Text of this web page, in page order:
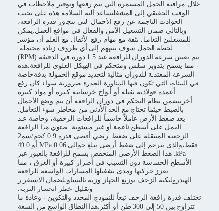
خلال مراقبة الحمل المستمرة التي يتم رفعها وتوفير ملاحظات في
الوقت الحقيقي إلى المشغلتساعد آلية السلامة هذه على تجنب
الحوادث الناجمة عن رفع الأحمال التي تتجاوز قدرة الرافعة،
وبالتالي ضمان التشغيل الآمن والفعال في مواقع العمل.يمكن
للمشغلين التعامل بثقة مع مهام رفع الأثقال مع العلم أن مؤشر
لحظة الحمل سوف ينبههم إلى أي ظروف زيادة محتملة.
يتم تعيين سرعة الدوران للرافعة عند 1.5 دورة في الدقيقة (RPM)
، مما يسمح بتدوير سلس ومتحكم في الهيكل العلوي للرافعة.هذه
السرعة المعتدلة للدوران مثالية لتحديد موقع الحمولة بدقةخاصة
في البيئات التي تكون فيها المناورة الحذرة ضرورية سواء كان رفع
أعمدة فولاذية ثقيلة أو ألواح خرسانية كبيرة أو مواد كبيرة
أخرىيضمن نظام التحكم في دوران الرافعة أن يتم وضع الأحمال
بالضبط حيثما تحتاج مع الحد الأدنى من مخاطر سوء التعامل.
يعد ضغط الأرض عاملاً حاسماً للرافعات الزحفية، وخاصة عند
العمل على أسطح ناعمة أو غير مستوية. يحتوي هذا الرافعة
الزحفية المتنقلة على ضغط أرضي أقصى قدره 0.9 كجم/سم2
فقط،والذي يترجم إلى ضغط أرضي يبلغ حوالي 0.06 MPa أو 49.0
kPa. هذا الضغط الأرضي المنخفض يسمح للرافعة بالعبور عبر
الأسطح الحساسة دون التسبب في أضرار كبيرة أو الغرق ، مما
يعزز حركتها ومدى تشغيلها.المسارات الواسعة للرافعة
الهيدروليكية الزحف توزيع الجهاز وزنه بالتساويلضمان الاستقرار
وتقليل خطر انحسار التربة.
تختلف قدرة رافعة الزحف تبعاً للنموذج المحدد والتكوين ، وعادة ما
تتراوح بين 50 إلى 300 طن أو أكثر.هذا النطاق الواسع من السعة